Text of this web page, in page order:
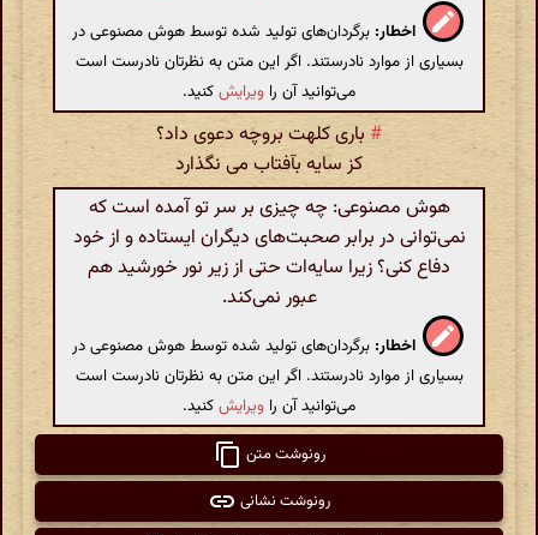
اخطار: برگردان‌های تولید شده توسط هوش مصنوعی در
بسیاری از موارد نادرستند. اگر این متن به نظرتان نادرست است
می‌توانید آن را ویرایشکنید.
# باری کلهت بروچه دعوی داد؟
کز سایه بآفتاب می نگذارد
هوش مصنوعی: چه چیزی بر سر تو آمده است که
نمی‌توانی در برابر صحبت‌های دیگران ایستاده و از خود
دفاع کنی؟ زیرا سایه‌ات حتی از زیر نور خورشید هم
عبور نمی‌کند.
اخطار: برگردان‌های تولید شده توسط هوش مصنوعی در
بسیاری از موارد نادرستند. اگر این متن به نظرتان نادرست است
می‌توانید آن را ویرایشکنید.
رونوشت متن
رونوشت نشانی